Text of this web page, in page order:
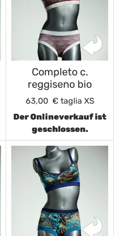
Completo c.
reggiseno bio
63,00 € taglia XS
Der Onlineverkauf ist
geschlossen.